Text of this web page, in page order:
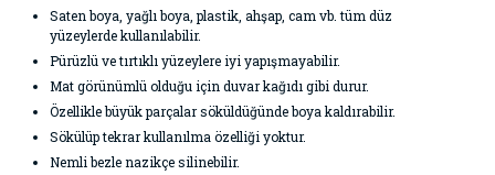
Saten boya, yağlı boya, plastik, ahşap, cam vb. tüm düz
yüzeylerde kullanılabilir.
Pürüzlü ve tırtıklı yüzeylere iyi yapışmayabilir.
Mat görünümlü olduğu için duvar kağıdı gibi durur.
Özellikle büyük parçalar söküldüğünde boya kaldırabilir.
Sökülüp tekrar kullanılma özelliği yoktur.
Nemli bezle nazikçe silinebilir.